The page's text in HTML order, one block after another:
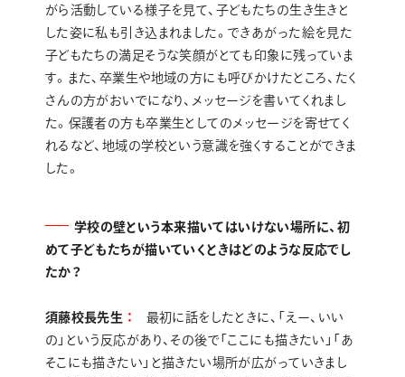
がら活動している様子を見て、子どもたちの生き生きと
した姿に私も引き込まれました。できあがった絵を見た
子どもたちの満足そうな笑顔がとても印象に残っていま
す。また、卒業生や地域の方にも呼びかけたところ、たく
さんの方がおいでになり、メッセージを書いてくれまし
た。保護者の方も卒業生としてのメッセージを寄せてく
れるなど、地域の学校という意識を強くすることができま
した。
学校の壁という本来描いてはいけない場所に、初
めて子どもたちが描いていくときはどのような反応でし
たか？
須藤校長先生
最初に話をしたときに、「えー、いい
の」という反応があり、その後で「ここにも描きたい」「あ
そこにも描きたい」と描きたい場所が広がっていきまし